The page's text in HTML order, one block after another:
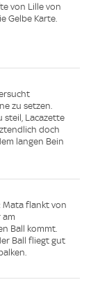
von Lille von
Gelbe Karte.
zu setzen.
steil, Lacazette
doch
langen Bein
Mata flankt von
am
Ball kommt.
Ball fliegt gut